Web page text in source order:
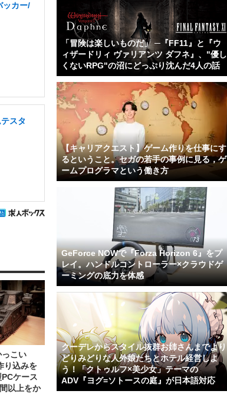
ッカー/
スタ
こい
り込みを
ケース
以上をか
「冒険は楽しいものだ」 ─『FF11』と『ウ
ィザードリィ ヴァリアンツ ダフネ』、"優し
くないRPG"の沼にどっぷり沈んだ4人の話
【キャリアクエスト】ゲーム作りを仕事にす
るということ。セガの若手の事例に見る，ゲ
ームプログラマという働き方
GeForce NOWで『Forza Horizon 6』をプ
レイ。ハンドルコントローラー×クラウドゲ
ーミングの底力を体感
クーデレからスタイル抜群お姉さんまでより
どりみどりな人外娘たちとホテル経営しよ
う！「クトゥルフ×美少女」テーマの
ADV『ヨグ=ソトースの庭』が日本語対応